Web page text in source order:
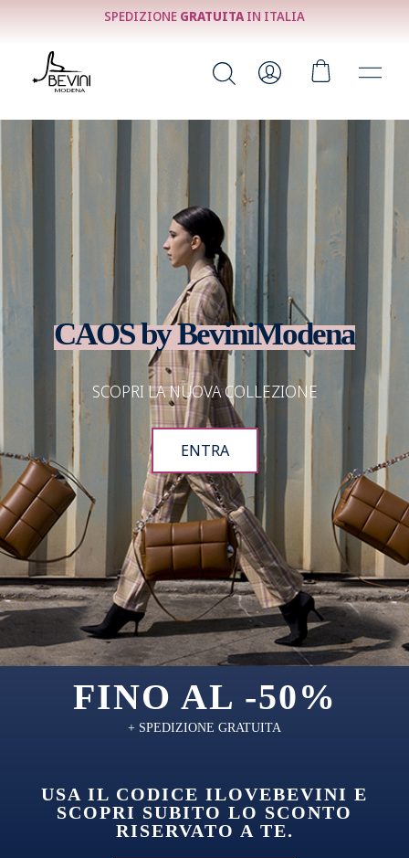
SPEDIZIONE GRATUITAIN ITALIA
CAOS by BeviniModena
SCOPRI LA NUOVA COLLEZIONE
ENTRA
FINO AL -50%
+ SPEDIZIONE GRATUITA
USA IL CODICE ILOVEBEVINI E
SCOPRI SUBITO LO SCONTO
RISERVATO A TE.